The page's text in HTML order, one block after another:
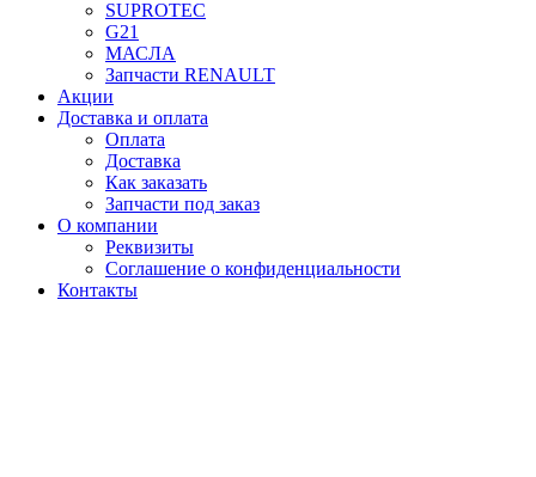
SUPROTEC
G21
МАСЛА
Запчасти RENAULT
Акции
Доставка и оплата
Оплата
Доставка
Как заказать
Запчасти под заказ
О компании
Реквизиты
Соглашение о конфиденциальности
Контакты